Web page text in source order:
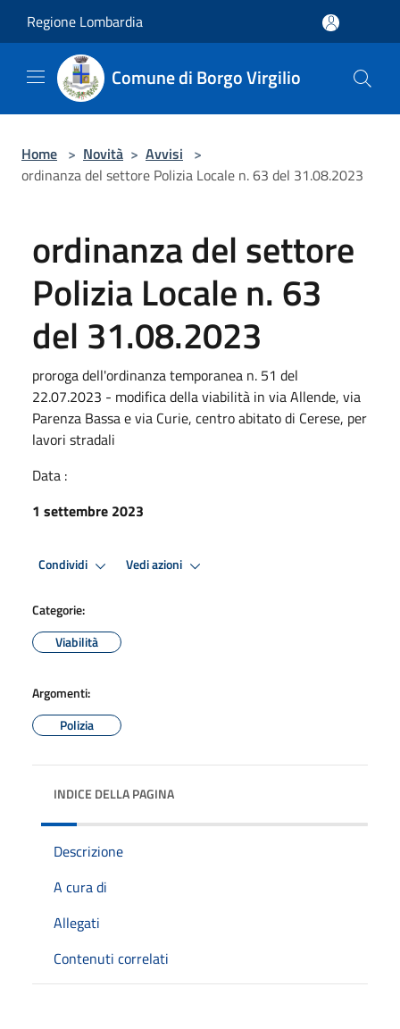
Regione Lombardia
Comune di Borgo Virgilio
Home > Novità > Avvisi >
ordinanza del settore Polizia Locale n. 63 del 31.08.2023
ordinanza del settore
Polizia Locale n. 63
del 31.08.2023
proroga dell'ordinanza temporanea n. 51 del
22.07.2023 - modifica della viabilità in via Allende, via
Parenza Bassa e via Curie, centro abitato di Cerese, per
lavori stradali
Data :
1 settembre 2023
Condividi Vedi azioni
Categorie:
Viabilità
Argomenti:
Polizia
INDICE DELLA PAGINA
Descrizione
A cura di
Allegati
Contenuti correlati